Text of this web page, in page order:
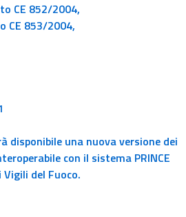
CE 852/2004,
CE 853/2004,
disponibile una nuova versione dei
con il sistema PRINCE
del Fuoco.